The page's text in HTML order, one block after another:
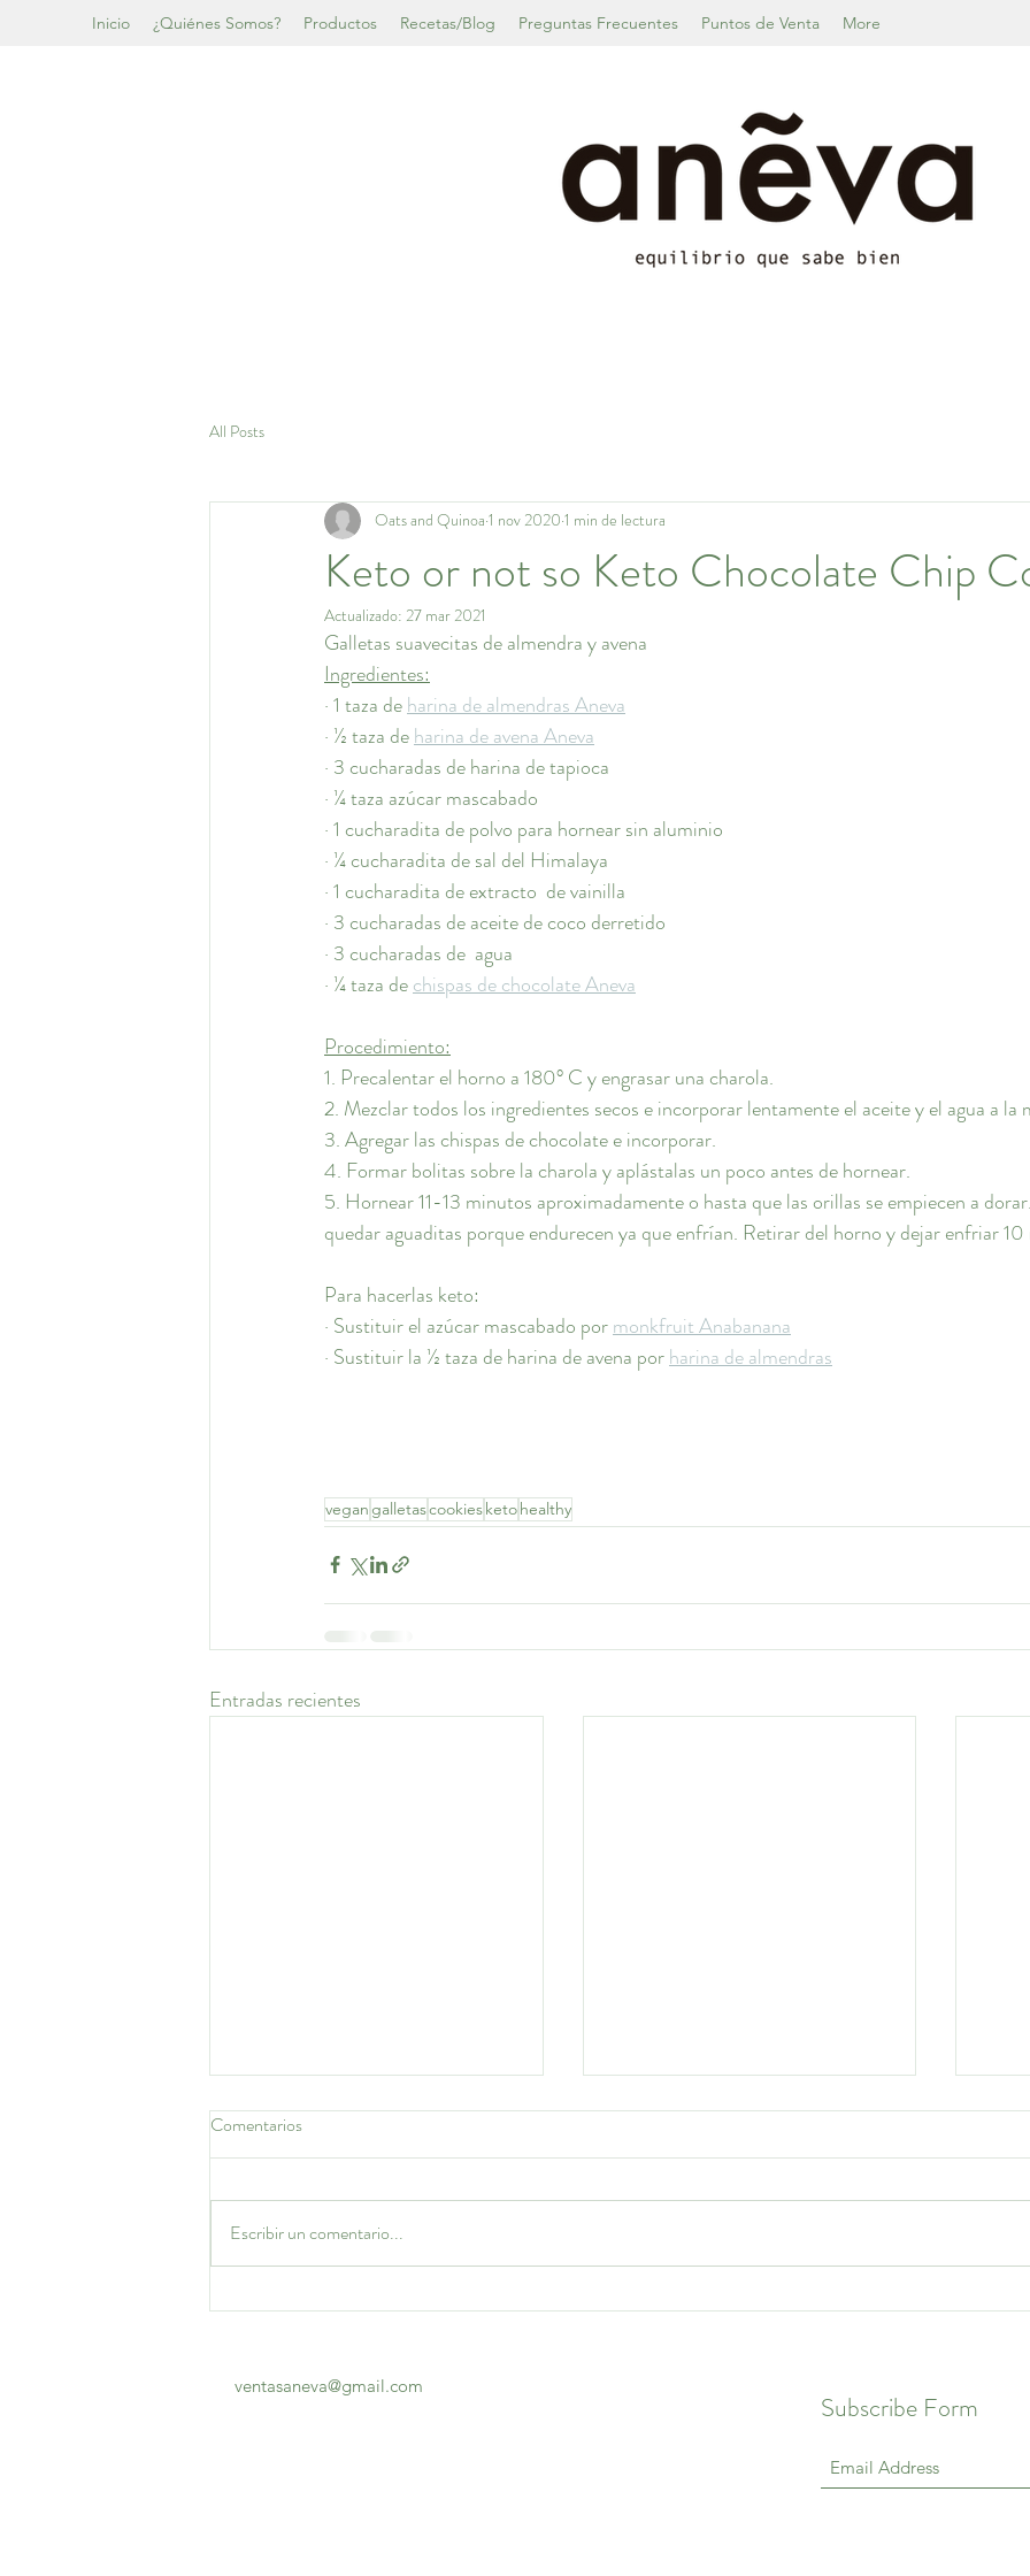
Inicio ¿Quiénes Somos? Productos Recetas/Blog Preguntas Frecuentes Puntos de Venta More
All Posts
Keto or not so Keto Chocolate Chip
Oats and Quinoa 1 nov 2020 1 min de lectura
Actualizado: 27 mar 2021
Galletas suavecitas de almendra y avena
Ingredientes:
· 1 taza de harina de almendras Aneva
· ½ taza de harina de avena Aneva
· 3 cucharadas de harina de tapioca
· ¼ taza azúcar mascabado
· 1 cucharadita de polvo para hornear sin aluminio
· ¼ cucharadita de sal del Himalaya
· 1 cucharadita de extracto  de vainilla
· 3 cucharadas de aceite de coco derretido
· 3 cucharadas de  agua
· ¼ taza de chispas de chocolate Aneva
Procedimiento:
1. Precalentar el horno a 180° C y engrasar una charola.
2. Mezclar todos los ingredientes secos e incorporar lentamente el aceite y el agua a la
3. Agregar las chispas de chocolate e incorporar.
4. Formar bolitas sobre la charola y aplástalas un poco antes de hornear.
5. Hornear 11-13 minutos aproximadamente o hasta que las orillas se empiecen a
quedar aguaditas porque endurecen ya que enfrían. Retirar del horno y dejar enfriar
Para hacerlas keto:
· Sustituir el azúcar mascabado por monkfruit Anabanana
· Sustituir la ½ taza de harina de avena por harina de almendras
vegan galletascookiesketohealthy
Entradas recientes
Brownies Keto y Veganos
Comentarios
Escribir un comentario...
ventasaneva@gmail.com
Subscribe Form